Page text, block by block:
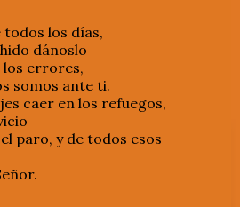
todos los días,
dánoslo
errores,
somos ante ti.
caer en los refuegos,
paro, y de todos esos